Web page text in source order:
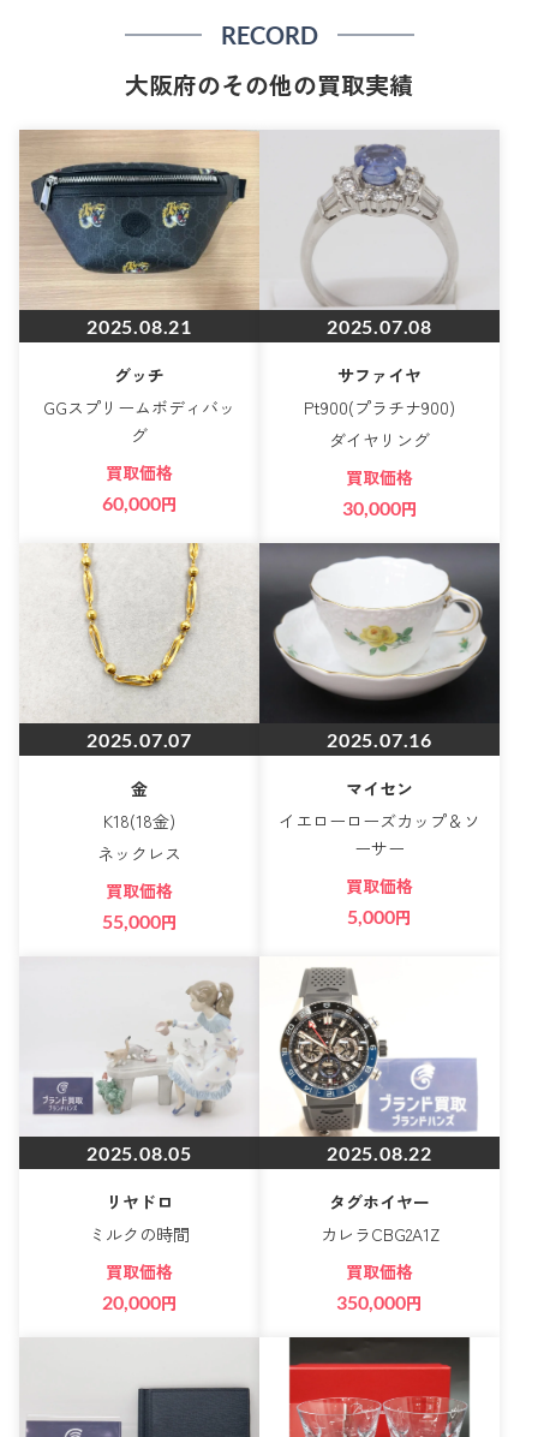
RECORD
大阪府のその他の買取実績
2025.08.21
グッチ
GGスプリームボディバッ
グ
買取価格
60,000円
2025.07.08
サファイヤ
Pt900(プラチナ900)
ダイヤリング
買取価格
30,000円
2025.07.07
金
K18(18金)
ネックレス
買取価格
55,000円
2025.07.16
マイセン
イエローローズカップ＆ソ
ーサー
買取価格
5,000円
2025.08.05
リヤドロ
ミルクの時間
買取価格
20,000円
2025.08.22
タグホイヤー
カレラCBG2A1Z
買取価格
350,000円